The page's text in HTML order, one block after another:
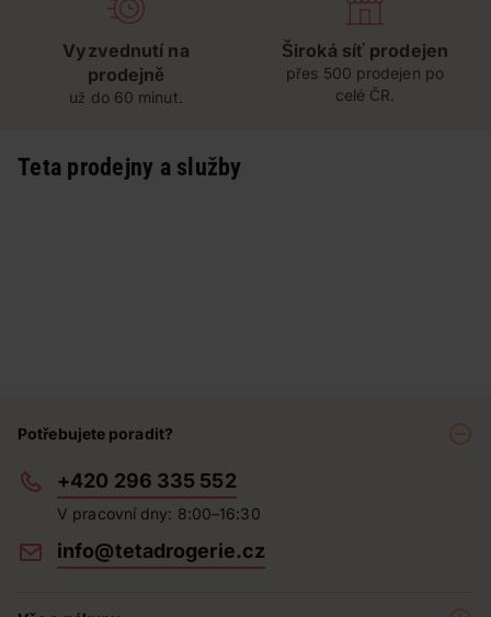
Vyzvednutí na
prodejně
už do 60 minut.
Široká síť prodejen
přes 500 prodejen po
celé ČR.
Teta prodejny a služby
Potřebujete poradit?
+420 296 335 552
V pracovní dny: 8:00–16:30
info@tetadrogerie.cz